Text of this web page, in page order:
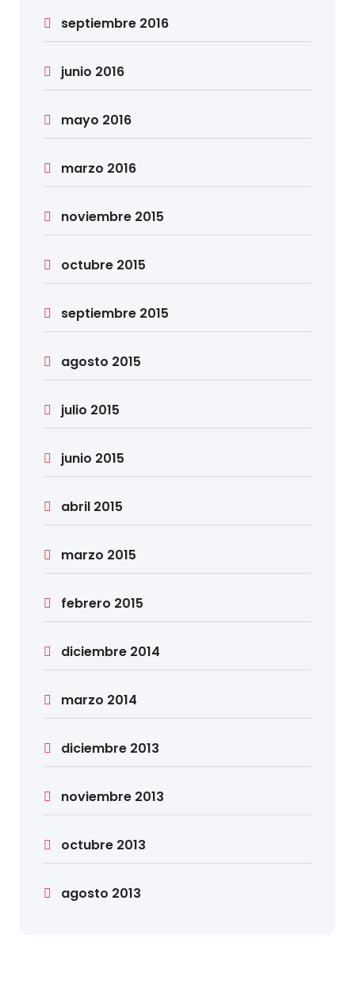
septiembre 2016
junio 2016
mayo 2016
marzo 2016
noviembre 2015
octubre 2015
septiembre 2015
agosto 2015
julio 2015
junio 2015
abril 2015
marzo 2015
febrero 2015
diciembre 2014
marzo 2014
diciembre 2013
noviembre 2013
octubre 2013
agosto 2013